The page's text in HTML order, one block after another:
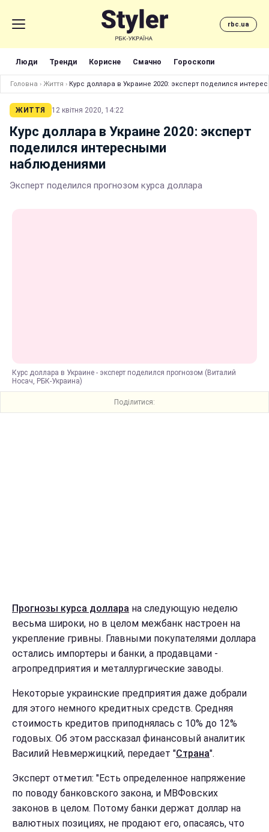
rbc.ua
Люди Тренди Корисне Смачно Гороскопи
Головна › Життя › Курс доллара в Украине 2020: эксперт поделился
ЖИТТЯ 12 квітня 2020, 14:22
Курс доллара в Украине 2020: эксперт
поделился интересными
наблюдениями
Эксперт поделился прогнозом курса доллара
Курс доллара в Украине - эксперт поделился прогнозом (Виталий
Носач, РБК-Украина)
Поділитися:
Прогнозы курса доллара на следующую неделю
весьма широки, но в целом межбанк настроен на
укрепление гривны. Главными покупателями доллара
остались импортеры и банки, а продавцами -
агропредприятия и металлургические заводы.
Некоторые украинские предприятия даже добрали
для этого немного кредитных средств. Средняя
стоимость кредитов приподнялась с 10% до 12%
годовых. Об этом рассказал финансовый аналитик
Василий Невмержицкий, передает "Страна".
Эксперт отметил: "Есть определенное напряжение
по поводу банковского закона, и МВФовских
законов в целом. Потому банки держат доллар на
валютных позициях, не продают его, опасаясь, что